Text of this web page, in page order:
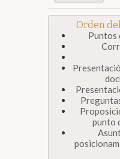
Orden
Puntos
punto